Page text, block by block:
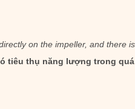
on the impeller, and there
tiêu thụ năng lượng trong